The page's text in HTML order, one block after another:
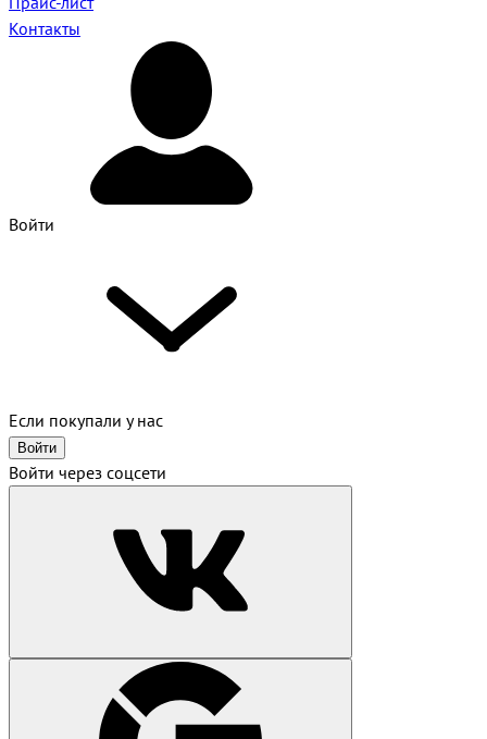
Контакты
Войти
Если покупали у нас
Войти
Войти через соцсети